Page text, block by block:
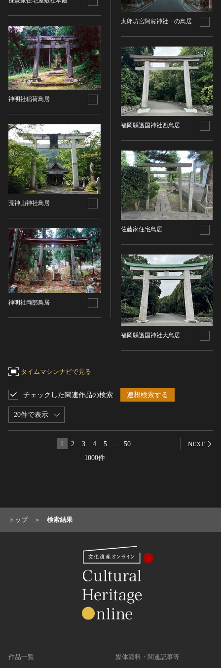
神明社稲荷鳥居
荒神山神社鳥居
神明社両部鳥居
太郎坊宮阿賀神社一の鳥居
福岡縣護国神社西鳥居
佐藤家住宅鳥居
福岡縣護国神社大鳥居
タイムマシンナビで見る
20件で表示
チェックした関連作品の検索 連想検索する
1000件
1 2 3 4 5 50 NEXT
五代十国 [中国]
宋 [中国]
元 [中国]
明 [中国]
清 [中国]
近現代 [中国]
木簡・木製品類
骨角・牙・貝製品類
その他
歴史資料／書跡・典籍／古文書
文書・書籍
絵図・地図
その他
能楽
文楽
歌舞伎
音楽
その他
工芸技術
金工
染織
陶芸
その他
生活文化
生活文化（食文化を除く）
食文化
その他
史跡
社寺跡又は旧境内
城跡
その他
COPYRIGHT NOT EVALUATED（著作権未評価）
COPYRIGHT UNDETERMINED（著作権未決定）
NO KNOWN COPYRIGHT（知る限り著作権なし）
COPYRIGHT UNDETERMINED - JP ORPHAN
WORK（著作権未決定-裁定制度利用著作物）
トップ 検索結果
作品一覧 媒体資料・関連記事等